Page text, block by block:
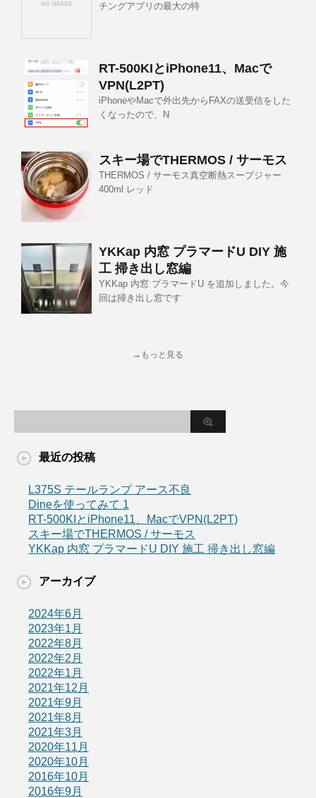
チングアプリの最大の特
RT-500KIとiPhone11、Macで
VPN(L2PT)
iPhoneやMacで外出先からFAXの送受信をした
くなったので、N
スキー場でTHERMOS / サーモス
THERMOS / サーモス真空断熱スープジャー
400ml レッド
YKKap 内窓 プラマードU DIY 施
工 掃き出し窓編
YKKap 内窓 プラマードU を追加しました。今
回は掃き出し窓です
→もっと見る
最近の投稿
L375S テールランプ アース不良
Dineを使ってみて 1
RT-500KIとiPhone11、MacでVPN(L2PT)
スキー場でTHERMOS / サーモス
YKKap 内窓 プラマードU DIY 施工 掃き出し窓編
アーカイブ
2024年6月
2023年1月
2022年8月
2022年2月
2022年1月
2021年12月
2021年9月
2021年8月
2021年3月
2020年11月
2020年10月
2016年10月
2016年9月